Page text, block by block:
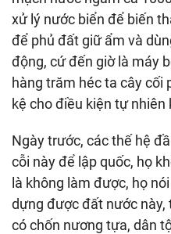
xử lý nước biển để biến
để phủ đất giữ ẩm và
động, cứ đến giờ là máy
hàng trăm héc ta cây cối
kệ cho điều kiện tự nhiên
Ngày trước, các thế hệ
cỗi này để lập quốc, họ
là không làm được, họ
dựng được đất nước này,
có chốn nương tựa, dân